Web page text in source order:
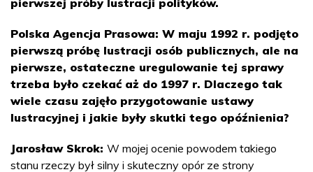
Polska Agencja Prasowa: W maju 1992 r. podjęto
pierwszą próbę lustracji osób publicznych, ale na
pierwsze, ostateczne uregulowanie tej sprawy
trzeba było czekać aż do 1997 r. Dlaczego tak
wiele czasu zajęło przygotowanie ustawy
lustracyjnej i jakie były skutki tego opóźnienia?
Jarosław Skrok: W mojej ocenie powodem takiego
stanu rzeczy był silny i skuteczny opór ze strony